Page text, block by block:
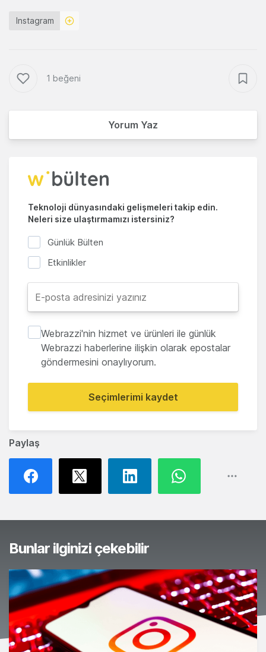
Paylaş
Instagram
1 beğeni
Yorum Yaz
Teknoloji dünyasındaki gelişmeleri takip edin.
Neleri size ulaştırmamızı istersiniz?
Günlük Bülten
Etkinlikler
Webrazzi'nin hizmet ve ürünleri ile günlük
Webrazzi haberlerine ilişkin olarak epostalar
göndermesini onaylıyorum.
Seçimlerimi kaydet
Bunlar ilginizi çekebilir